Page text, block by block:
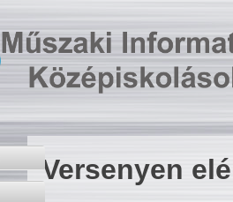
Versenyen